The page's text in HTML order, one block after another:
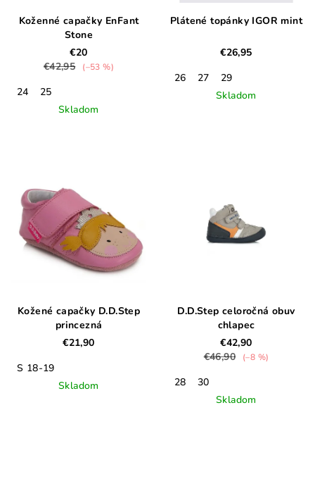
Koženné capačky EnFant
Stone
€20
€42,95
(–53 %)
24
25
Skladom
Plátené topánky IGOR mint
€26,95
26
27
29
Skladom
Kožené capačky D.D.Step
princezná
€21,90
S 18-19
Skladom
D.D.Step celoročná obuv
chlapec
€42,90
€46,90
(–8 %)
28
30
Skladom